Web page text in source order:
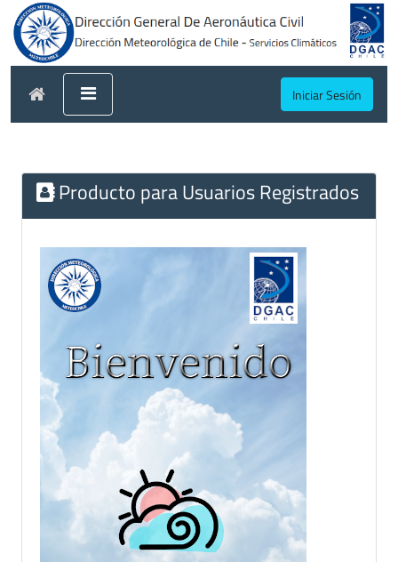
Iniciar Sesión
Producto para Usuarios Registrados